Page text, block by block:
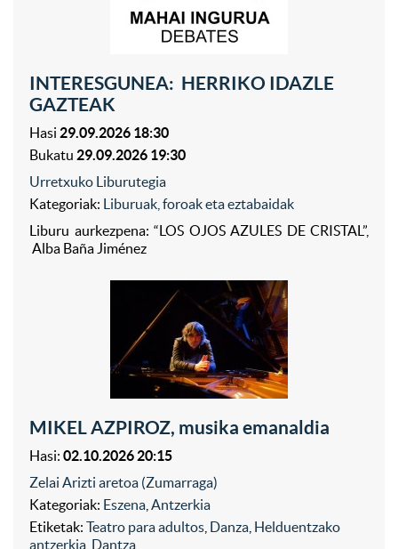
INTERESGUNEA: HERRIKO IDAZLE
GAZTEAK
Hasi 29.09.2026 18:30
Bukatu 29.09.2026 19:30
Urretxuko Liburutegia
Kategoriak: Liburuak, foroak eta eztabaidak
Liburu aurkezpena: “LOS OJOS AZULES DE CRISTAL”,
Alba Baña Jiménez
MIKEL AZPIROZ, musika emanaldia
Hasi: 02.10.2026 20:15
Zelai Arizti aretoa (Zumarraga)
Kategoriak: Eszena Antzerkia
Etiketak: Teatro para adultos Danza Helduentzako
antzerkia Dantza